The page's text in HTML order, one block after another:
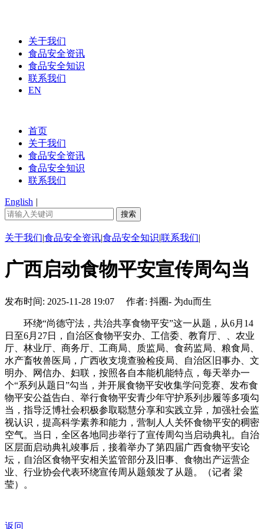
关于我们
食品安全资讯
食品安全知识
联系我们
EN
首页
关于我们
食品安全资讯
食品安全知识
联系我们
English |
关于我们|食品安全资讯|食品安全知识|联系我们|
广西启动食物平安宣传周勾当
发布时间: 2025-11-28 19:07 作者: 抖圈- 为du而生
环绕“尚德守法，共治共享食物平安”这一从题，从6月14
日至6月27日，自治区食物平安办、工信委、教育厅、、农业
厅、林业厅、商务厅、工商局、质监局、食药监局、粮食局、
水产畜牧兽医局，广西收支境查验检疫局、自治区旧事办、文
明办、网信办、妇联，按照各自本能机能特点，每天举办一
个“系列从题日”勾当，并开展食物平安收集学问竞赛、发布食
物平安公益告白、举行食物平安青少年守护系列步履等多项勾
当，指导泛博社会积极参取聪慧分享和实践立异，加强社会监
视认识，提高科学素养和能力，营制人人关怀食物平安的稠密
空气。当日，全区各地同步举行了宣传周勾当启动典礼。自治
区层面启动典礼竣事后，接着举办了第四届广西食物平安论
坛，自治区食物平安相关监管部分及旧事、食物出产运营企
业、行业协会代表环绕宣传周从题颁发了从题。（记者 梁
莹）。
返回